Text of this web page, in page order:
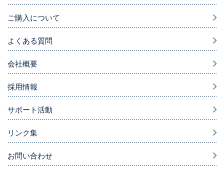
ご購入について
よくある質問
会社概要
採用情報
サポート活動
リンク集
お問い合わせ